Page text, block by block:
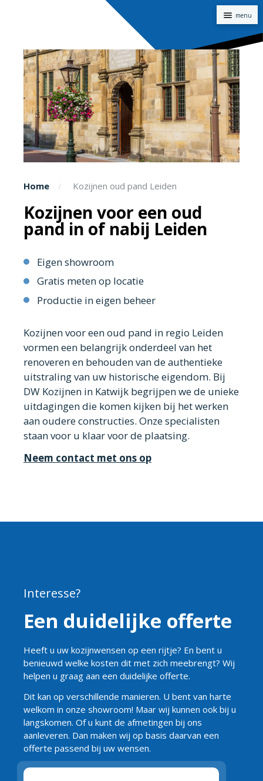
Home Kozijnen oud pand Leiden
Kozijnen voor een oud
pand in of nabij Leiden
Eigen showroom
Gratis meten op locatie
Productie in eigen beheer
Kozijnen voor een oud pand in regio Leiden
vormen een belangrijk onderdeel van het
renoveren en behouden van de authentieke
uitstraling van uw historische eigendom. Bij
DW Kozijnen in Katwijk begrijpen we de unieke
uitdagingen die komen kijken bij het werken
aan oudere constructies. Onze specialisten
staan voor u klaar voor de plaatsing.
Neem contact met ons op
Interesse?
Een duidelijke offerte
Heeft u uw kozijnwensen op een rijtje? En bent u
benieuwd welke kosten dit met zich meebrengt? Wij
helpen u graag aan een duidelijke offerte.
Dit kan op verschillende manieren. U bent van harte
welkom in onze showroom! Maar wij kunnen ook bij u
langskomen. Of u kunt de afmetingen bij ons
aanleveren. Dan maken wij op basis daarvan een
offerte passend bij uw wensen.